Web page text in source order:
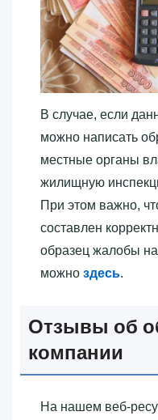
В случае, если
можно написать
местные органы
жилищную
При этом важно,
составлен
образец жалобы
можно здесь.
Отзывы об
компании
На нашем веб-